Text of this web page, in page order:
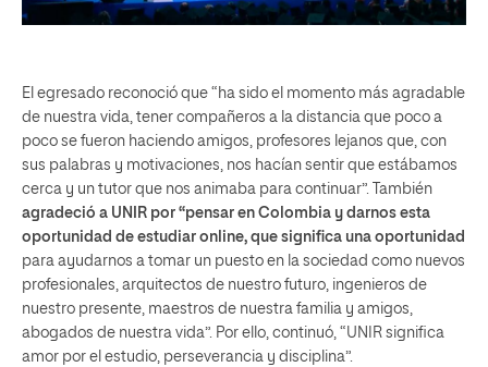
El egresado reconoció que “ha sido el momento más agradable
de nuestra vida, tener compañeros a la distancia que poco a
poco se fueron haciendo amigos, profesores lejanos que, con
sus palabras y motivaciones, nos hacían sentir que estábamos
cerca y un tutor que nos animaba para continuar”. También
agradeció a UNIR por “pensar en Colombia y darnos esta
oportunidad de estudiar online, que significa una oportunidad
para ayudarnos a tomar un puesto en la sociedad como nuevos
profesionales, arquitectos de nuestro futuro, ingenieros de
nuestro presente, maestros de nuestra familia y amigos,
abogados de nuestra vida”. Por ello, continuó, “UNIR significa
amor por el estudio, perseverancia y disciplina”.